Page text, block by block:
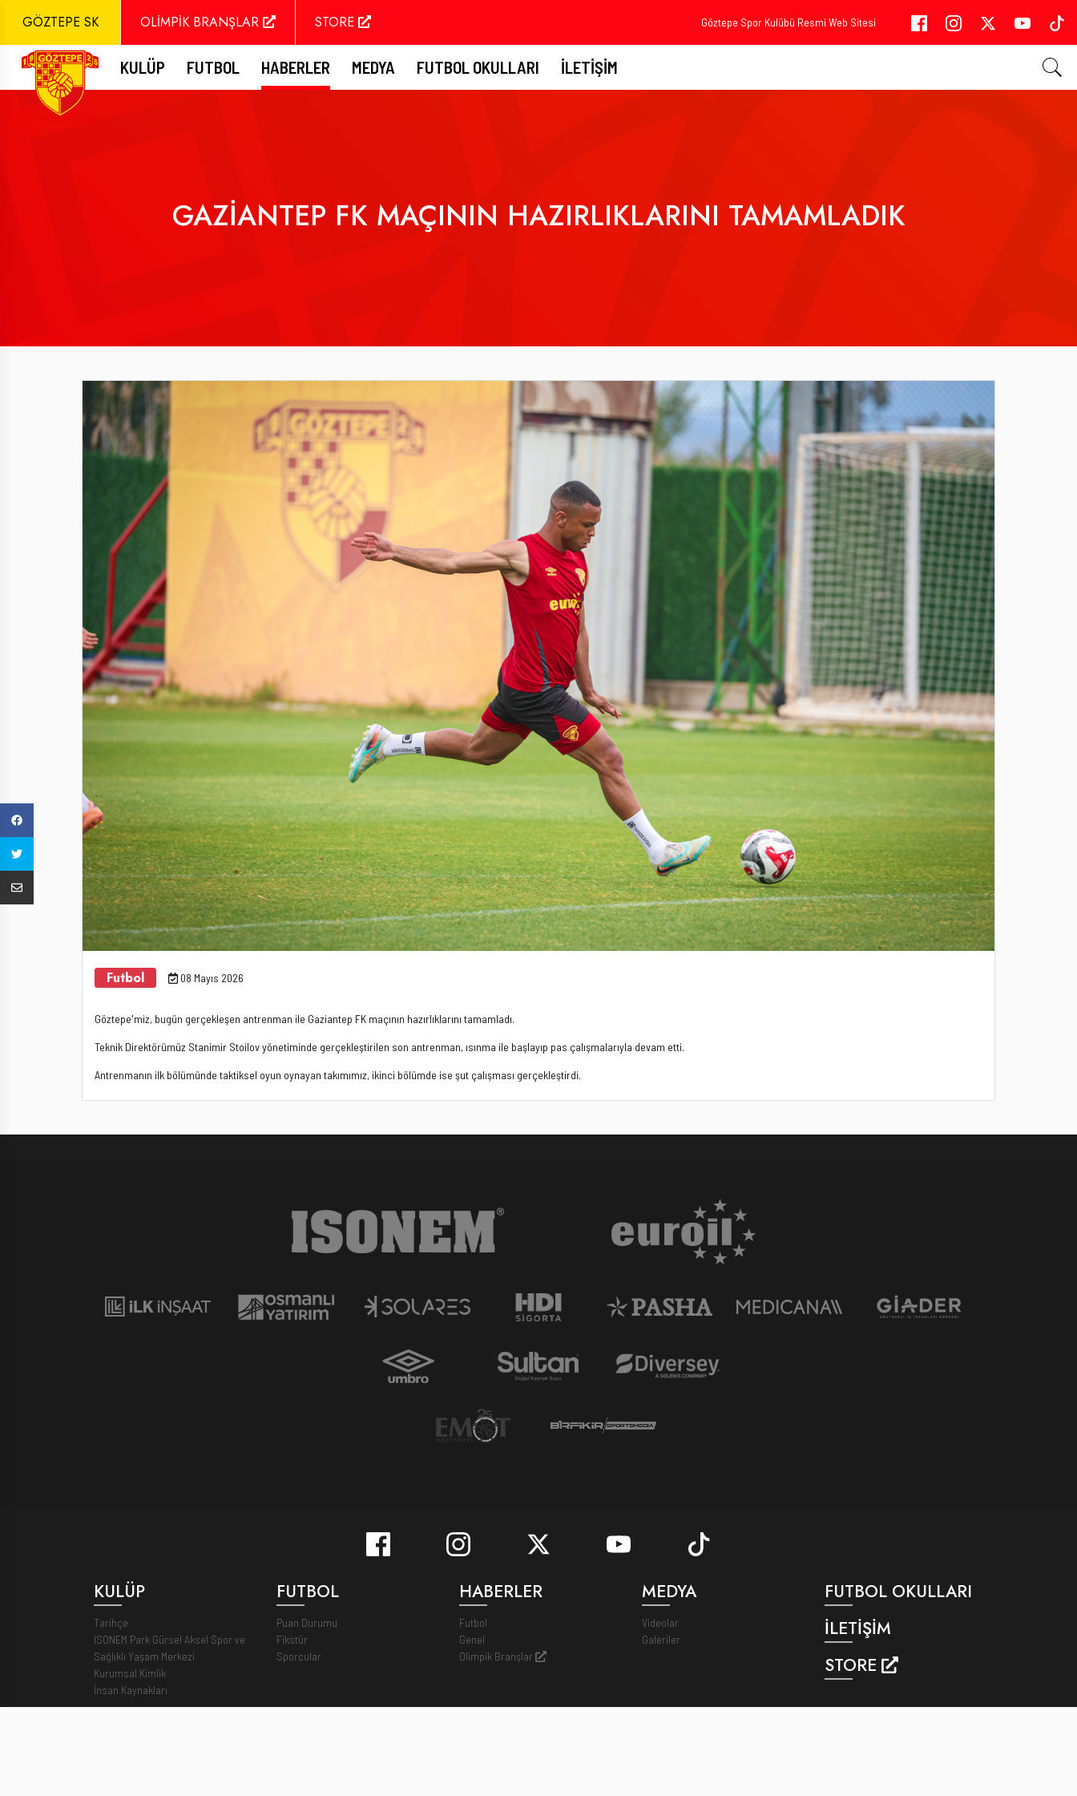
GÖZTEPE SK OLİMPİK BRANŞLAR STORE Göztepe Spor Kulübü Resmi Web Sitesi
KULÜP FUTBOL HABERLER MEDYA FUTBOL OKULLARI İLETIŞIM
GAZİANTEP FK MAÇININ HAZIRLIKLARINI TAMAMLADIK
Futbol 08 Mayıs 2026
Göztepe'miz, bugün gerçekleşen antrenman ile Gaziantep FK maçının hazırlıklarını tamamladı.
Teknik Direktörümüz Stanimir Stoilov yönetiminde gerçekleştirilen son antrenman, ısınma ile başlayıp pas çalışmalarıyla devam etti.
Antrenmanın ilk bölümünde taktiksel oyun oynayan takımımız, ikinci bölümde ise şut çalışması gerçekleştirdi.
KULÜP
Tarihçe
ISONEM Park Gürsel Aksel Spor ve
Sağlıklı Yaşam Merkezi
Kurumsal Kimlik
İnsan Kaynakları
FUTBOL
Puan Durumu
Fikstür
Sporcular
HABERLER
Futbol
Genel
Olimpik Branşlar
MEDYA
Videolar
Galeriler
FUTBOL OKULLARI
İLETİŞİM
STORE